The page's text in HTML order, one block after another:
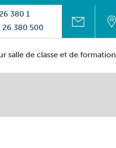
380 1
26 380 500
salle de classe et de formation